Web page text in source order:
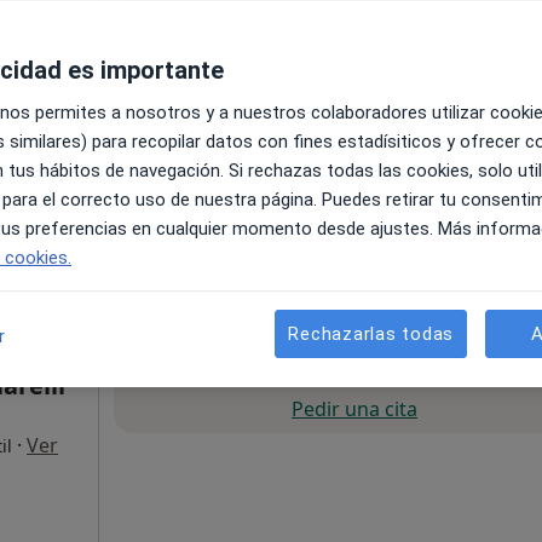
Online 3
· Ver
Pedir una cita
es importante
permites a nosotros y a nuestros colaboradores utilizar
similares) para recopilar datos con fines estadísiticos y ofrecer
tus hábitos de navegación. Si rechazas todas las cookies, solo
el correcto uso de nuestra página. Puedes retirar tu
preferencias en cualquier momento desde ajustes. Más
Rechazarlas todas